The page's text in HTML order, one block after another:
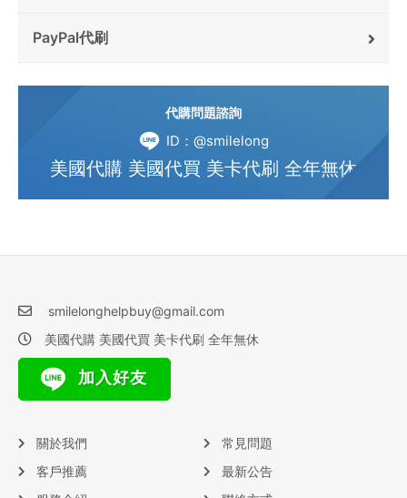
PayPal代刷
代購問題諮詢
ID：@smilelong
美國代購 美國代買 美卡代刷 全年無休
smilelonghelpbuy@gmail.com
美國代購 美國代買 美卡代刷 全年無休
加入好友
關於我們
客戶推薦
常見問題
最新公告